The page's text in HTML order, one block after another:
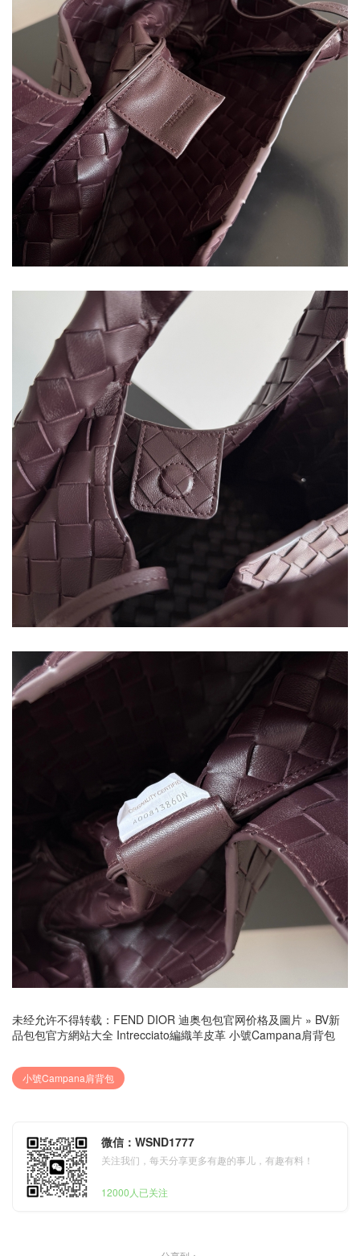
未经允许不得转载： FEND DIOR 迪奥包包官网价格及圖片 » BV新
品包包官方網站大全 Intrecciato編織羊皮革 小號Campana肩背包
小號Campana肩背包
微信：WSND1777
关注我们，每天分享更多有趣的事儿，有趣有料！
12000人已关注